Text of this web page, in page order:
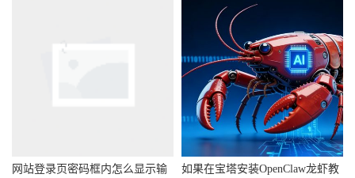
网站登录页密码框内怎么显示输
如果在宝塔安装OpenClaw龙虾教